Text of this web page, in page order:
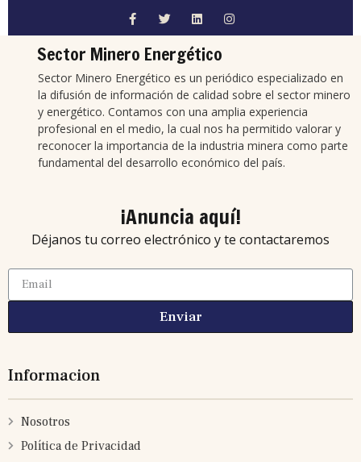
Sector Minero Energético
Sector Minero Energético es un periódico especializado en
la difusión de información de calidad sobre el sector minero
y energético. Contamos con una amplia experiencia
profesional en el medio, la cual nos ha permitido valorar y
reconocer la importancia de la industria minera como parte
fundamental del desarrollo económico del país.
¡Anuncia aquí!
Déjanos tu correo electrónico y te contactaremos
Enviar
Informacion
Nosotros
Política de Privacidad